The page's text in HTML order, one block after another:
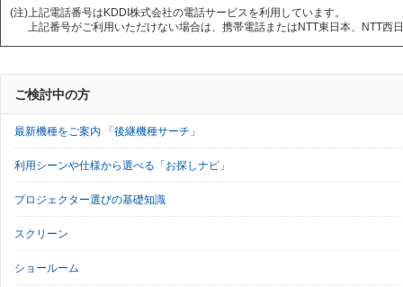
(注)上記電話番号はKDDI株式会社の電話サービスを利用しています。
上記番号がご利用いただけない場合は、携帯電話またはNTT東日本、NTT
ご検討中の方
最新機種をご案内 「後継機種サーチ」
利用シーンや仕様から選べる「お探しナビ」
プロジェクター選びの基礎知識
スクリーン
ショールーム